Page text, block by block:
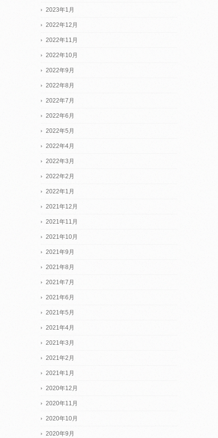
2023年1月
2022年12月
2022年11月
2022年10月
2022年9月
2022年8月
2022年7月
2022年6月
2022年5月
2022年4月
2022年3月
2022年2月
2022年1月
2021年12月
2021年11月
2021年10月
2021年9月
2021年8月
2021年7月
2021年6月
2021年5月
2021年4月
2021年3月
2021年2月
2021年1月
2020年12月
2020年11月
2020年10月
2020年9月